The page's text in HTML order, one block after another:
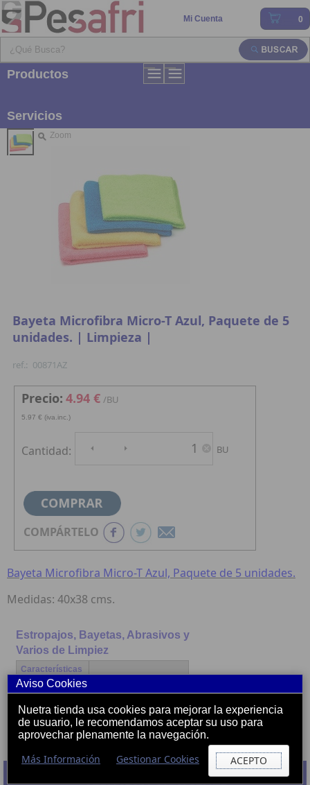
Mi Cuenta 0
Productos
Servicios
Zoom
Bayeta Microfibra Micro-T Azul, Paquete de 5
unidades. | Limpieza |
ref.: 00871AZ
Precio: 4.94 € /BU
5.97 € (iva.inc.)
Cantidad: BU
COMPÁRTELO
Bayeta Microfibra Micro-T Azul, Paquete de 5 unidades.
Medidas: 40x38 cms.
Estropajos, Bayetas, Abrasivos y
Varios de Limpiez
Características
*
Productos que has visto
Aviso Cookies
Nuetra tienda usa cookies para mejorar la experiencia
de usuario, le recomendamos aceptar su uso para
aprovechar plenamente la navegación.
Más Información Gestionar Cookies ACEPTO